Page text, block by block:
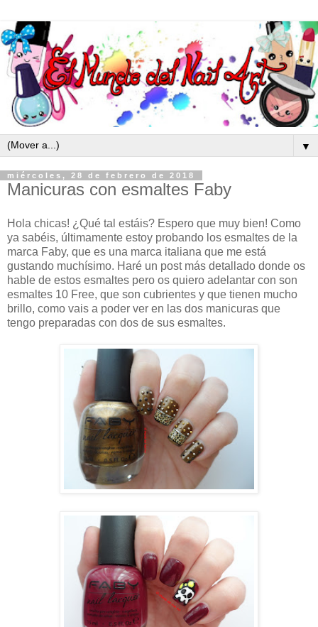
▼
miércoles, 28 de febrero de 2018
Manicuras con esmaltes Faby
Hola chicas! ¿Qué tal estáis? Espero que muy bien! Como
ya sabéis, últimamente estoy probando los esmaltes de la
marca Faby, que es una marca italiana que me está
gustando muchísimo. Haré un post más detallado donde os
hable de estos esmaltes pero os quiero adelantar con son
esmaltes 10 Free, que son cubrientes y que tienen mucho
brillo, como vais a poder ver en las dos manicuras que
tengo preparadas con dos de sus esmaltes.